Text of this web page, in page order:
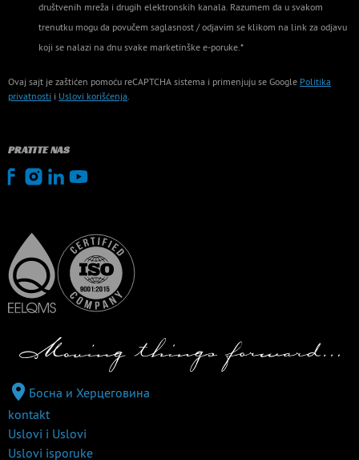
društvenih mreža i drugih elektronskih kanala. Razumem da u svakom
trenutku mogu da povučem saglasnost / odjavim se klikom na link za odjavu
koji se nalazi na dnu svake marketinške e-poruke.*
Ovaj sajt je zaštićen pomoću reCAPTCHA sistema i primenjuju se Google Politika
privatnosti i Uslovi korišćenja.
PRATITE NAS
Босна и Херцеговина
kontakt
Uslovi i Uslovi
Uslovi isporuke